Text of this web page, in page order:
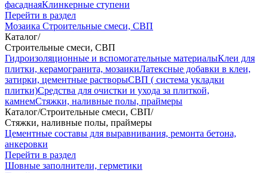
фасаднаяКлинкерные ступени
Перейти в раздел
Мозаика Строительные смеси, СВП
Каталог/
Строительные смеси, СВП
Гидроизоляционные и вспомогательные материалыКлеи для
плитки, керамогранита, мозаикиЛатексные добавки в клеи,
затирки, цементные растворыСВП ( система укладки
плитки)Средства для очистки и ухода за плиткой,
камнемСтяжки, наливные полы, праймеры
Каталог/Строительные смеси, СВП/
Стяжки, наливные полы, праймеры
Цементные составы для выравнивания, ремонта бетона,
анкеровки
Перейти в раздел
Шовные заполнители, герметики